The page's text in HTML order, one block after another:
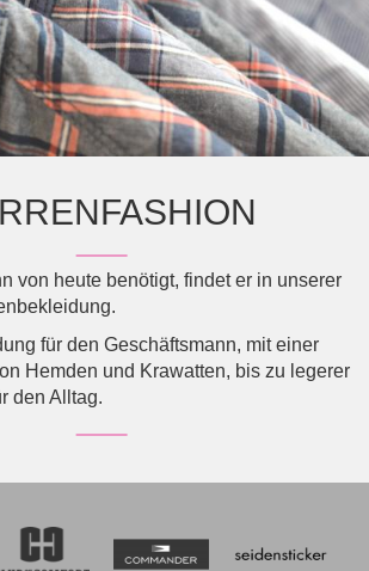
von heute benötigt, findet er in unserer
für den Geschäftsmann, mit einer
Hemden und Krawatten, bis zu legerer
den Alltag.